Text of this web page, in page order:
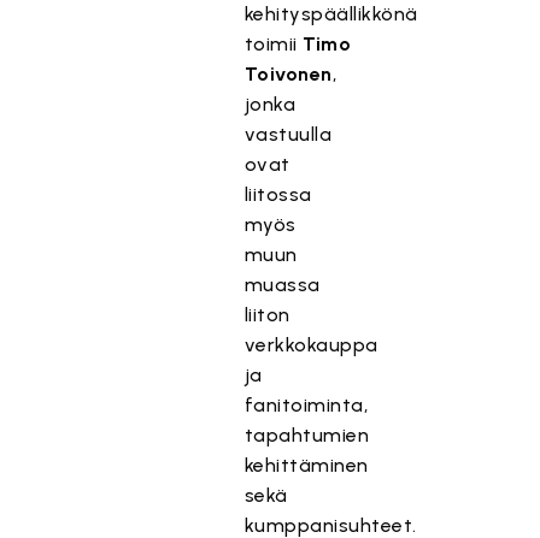
kehityspäällikkönä
toimii Timo
Toivonen,
jonka
vastuulla
ovat
liitossa
myös
muun
muassa
liiton
verkkokauppa
ja
fanitoiminta,
tapahtumien
kehittäminen
sekä
kumppanisuhteet.